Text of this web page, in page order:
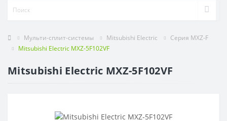
Мульти-сплит-системы Mitsubishi Electric
Серия MXZ-F
Mitsubishi Electric MXZ-5F102VF
Mitsubishi Electric MXZ-5F102VF